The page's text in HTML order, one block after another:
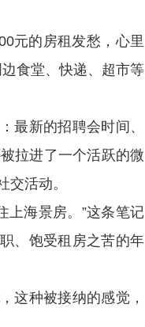
元的房租发愁，心里
食堂、快递、超市等
新的招聘会时间、
拉进了一个活跃的微
活动。
海景房。”这条笔记
、饱受租房之苦的年
这种被接纳的感觉，